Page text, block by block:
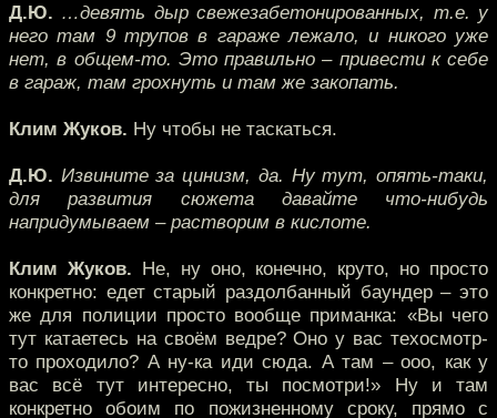
Д.Ю. …девять дыр свежезабетонированных, т.е. у
него там 9 трупов в гараже лежало, и никого уже
нет, в общем-то. Это правильно – привести к себе
в гараж, там грохнуть и там же закопать.
Клим Жуков. Ну чтобы не таскаться.
Д.Ю. Извините за цинизм, да. Ну тут, опять-таки,
для развития сюжета давайте что-нибудь
напридумываем – растворим в кислоте.
Клим Жуков. Не, ну оно, конечно, круто, но просто
конкретно: едет старый раздолбанный баундер – это
же для полиции просто вообще приманка: «Вы чего
тут катаетесь на своём ведре? Оно у вас техосмотр-
то проходило? А ну-ка иди сюда. А там – ооо, как у
вас всё тут интересно, ты посмотри!» Ну и там
конкретно обоим по пожизненному сроку, прямо с